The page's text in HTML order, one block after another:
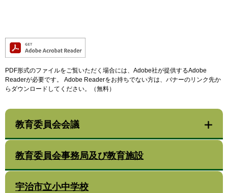
PDF形式のファイルをご覧いただく場合には、Adobe社が提供するAdobe
Readerが必要です。
Adobe Readerをお持ちでない方は、バナーのリンク先か
らダウンロードしてください。（無料）
教育委員会会議
教育委員会事務局及び教育施設
宇治市立小中学校